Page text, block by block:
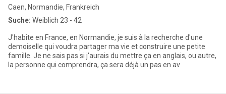
Caen, Normandie, Frankreich
Suche: Weiblich 23 - 42
J'habite en France, en Normandie, je suis à la recherche d'une
demoiselle qui voudra partager ma vie et construire une petite
famille. Je ne sais pas si j'aurais du mettre ça en anglais, ou autre,
la personne qui comprendra, ça sera déjà un pas en av